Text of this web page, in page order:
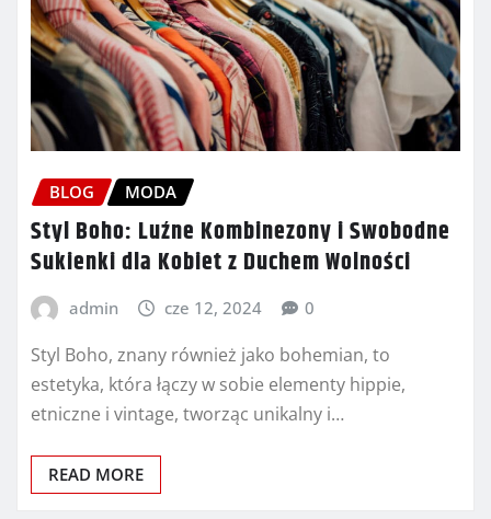
BLOG MODA
Styl Boho: Luźne Kombinezony i Swobodne
Sukienki dla Kobiet z Duchem Wolności
admin cze 12, 2024 0
Styl Boho, znany również jako bohemian, to
estetyka, która łączy w sobie elementy hippie,
etniczne i vintage, tworząc unikalny i…
READ MORE